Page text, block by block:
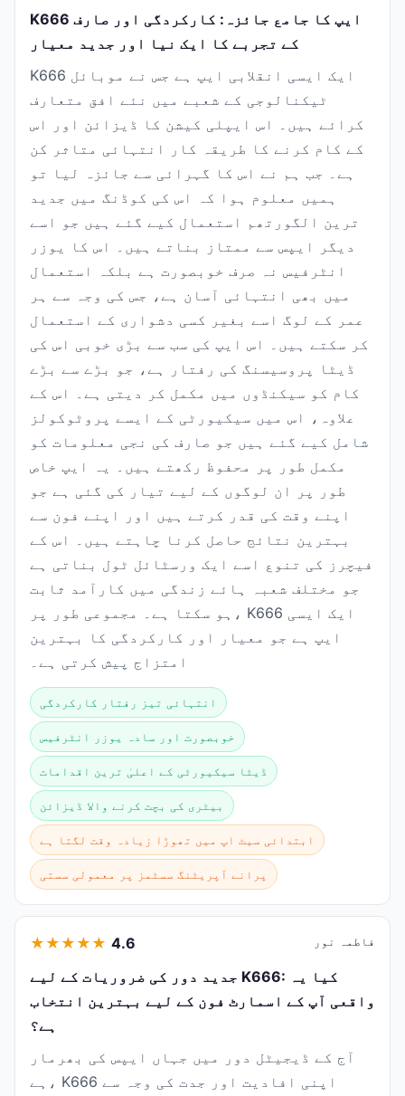
K666 ایپ کا جامع جائزہ: کارکردگی اور صارف
کے تجربے کا ایک نیا اور جدید معیار
K666 ایک ایسی انقلابی ایپ ہے جس نے موبائل
ٹیکنالوجی کے شعبے میں نئے افق متعارف
کرائے ہیں۔ اس ایپلی کیشن کا ڈیزائن اور اس
کے کام کرنے کا طریقہ کار انتہائی متاثر کن
ہے۔ جب ہم نے اس کا گہرائی سے جائزہ لیا تو
ہمیں معلوم ہوا کہ اس کی کوڈنگ میں جدید
ترین الگورتھم استعمال کیے گئے ہیں جو اسے
دیگر ایپس سے ممتاز بناتے ہیں۔ اس کا یوزر
انٹرفیس نہ صرف خوبصورت ہے بلکہ استعمال
میں بھی انتہائی آسان ہے، جس کی وجہ سے ہر
عمر کے لوگ اسے بغیر کسی دشواری کے استعمال
کر سکتے ہیں۔ اس ایپ کی سب سے بڑی خوبی اس کی
ڈیٹا پروسیسنگ کی رفتار ہے، جو بڑے سے بڑے
کام کو سیکنڈوں میں مکمل کر دیتی ہے۔ اس کے
علاوہ، اس میں سیکیورٹی کے ایسے پروٹوکولز
شامل کیے گئے ہیں جو صارف کی نجی معلومات کو
مکمل طور پر محفوظ رکھتے ہیں۔ یہ ایپ خاص
طور پر ان لوگوں کے لیے تیار کی گئی ہے جو
اپنے وقت کی قدر کرتے ہیں اور اپنے فون سے
بہترین نتائج حاصل کرنا چاہتے ہیں۔ اس کے
فیچرز کی تنوع اسے ایک ورسٹائل ٹول بناتی ہے
جو مختلف شعبہ ہائے زندگی میں کارآمد ثابت
ہو سکتا ہے۔ مجموعی طور پر، K666 ایک ایسی
ایپ ہے جو معیار اور کارکردگی کا بہترین
امتزاج پیش کرتی ہے۔
انتہائی تیز رفتار کارکردگی
خوبصورت اور سادہ یوزر انٹرفیس
ڈیٹا سیکیورٹی کے اعلیٰ ترین اقدامات
بیٹری کی بچت کرنے والا ڈیزائن
ابتدائی سیٹ اپ میں تھوڑا زیادہ وقت لگتا ہے
پرانے آپریٹنگ سسٹمز پر معمولی سستی
★ ★ ★ ★ ★ 4.6 فاطمہ نور
جدید دور کی ضروریات کے لیے K666: کیا یہ
واقعی آپ کے اسمارٹ فون کے لیے بہترین انتخاب
ہے؟
آج کے ڈیجیٹل دور میں جہاں ایپس کی بھرمار
ہے، K666 اپنی افادیت اور جدت کی وجہ سے